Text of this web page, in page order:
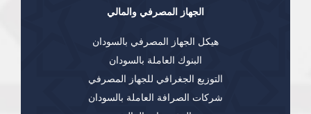
الجهاز المصرفي والمالي
هيكل الجهاز المصرفي بالسودان
البنوك العاملة بالسودان
التوزيع الجغرافي للجهاز المصرفي
شركات الصرافة العاملة بالسودان